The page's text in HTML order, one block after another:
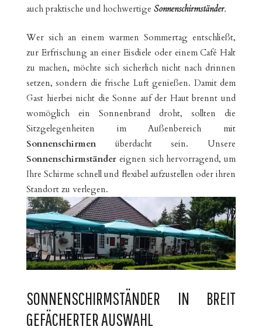
auch praktische und hochwertige Sonnenschirmständer.
Wer sich an einem warmen Sommertag entschließt,
zur Erfrischung an einer Eisdiele oder einem Café Halt
zu machen, möchte sich sicherlich nicht nach drinnen
setzen, sondern die frische Luft genießen. Damit dem
Gast hierbei nicht die Sonne auf der Haut brennt und
womöglich ein Sonnenbrand droht, sollten die
Sitzgelegenheiten im Außenbereich mit
Sonnenschirmenüberdacht sein. Unsere
Sonnenschirmständer eignen sich hervorragend, um
Ihre Schirme schnell und flexibel aufzustellen oder ihren
Standort zu verlegen.
SONNENSCHIRMSTÄNDER IN BREIT
GEFÄCHERTER AUSWAHL